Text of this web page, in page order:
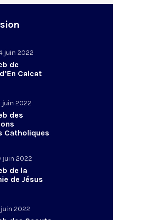
juin 2022
de
Calcat
juin 2022
des
Catholiques
juin 2022
de la
de Jésus
2022